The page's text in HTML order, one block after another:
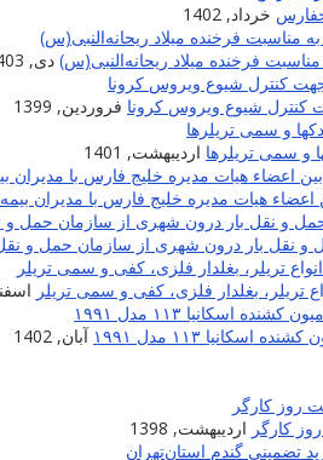
خرداد, 1402
مناسبت فرخنده میلاد ریحانه‌النبی(س) دی, 1403
شیوع ویروس کرونا فروردین, 1399
و سمی تریلرها اردیبهشت, 1401
هیات مدیره خلیج فارس با مدیران بیمه
و نقل بار درون شهری از سازمان حمل و
اسفند,
آبان, 1402
کارگر اردیبهشت, 1398